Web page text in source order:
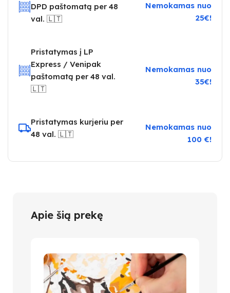
DPD paštomatą per 48
val. 🇱🇹
Nemokamas nuo
25€!
Pristatymas į LP
Express / Venipak
paštomatą per 48 val.
🇱🇹
Nemokamas nuo
35€!
Pristatymas kurjeriu per
48 val. 🇱🇹
Nemokamas nuo
100 €!
Apie šią prekę